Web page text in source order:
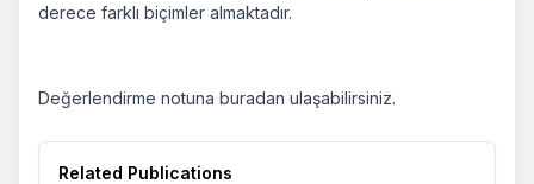
derece farklı biçimler almaktadır.
Değerlendirme notuna buradan ulaşabilirsiniz.
Related Publications